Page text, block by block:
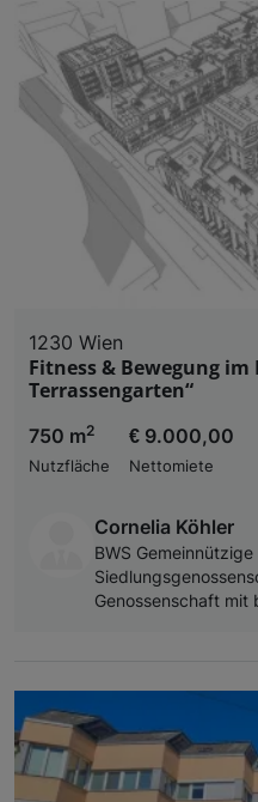
1230 Wien
Fitness & Bewegung im
Terrassengarten“
750 m2
Nutzfläche
€ 9.000,00
Nettomiete
Cornelia Köhler
BWS
Genossenschaft mit